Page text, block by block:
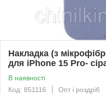
Накладка (з
для iPhone 15 Pro-
В наявності
Код: 851116
Опт і роздріб